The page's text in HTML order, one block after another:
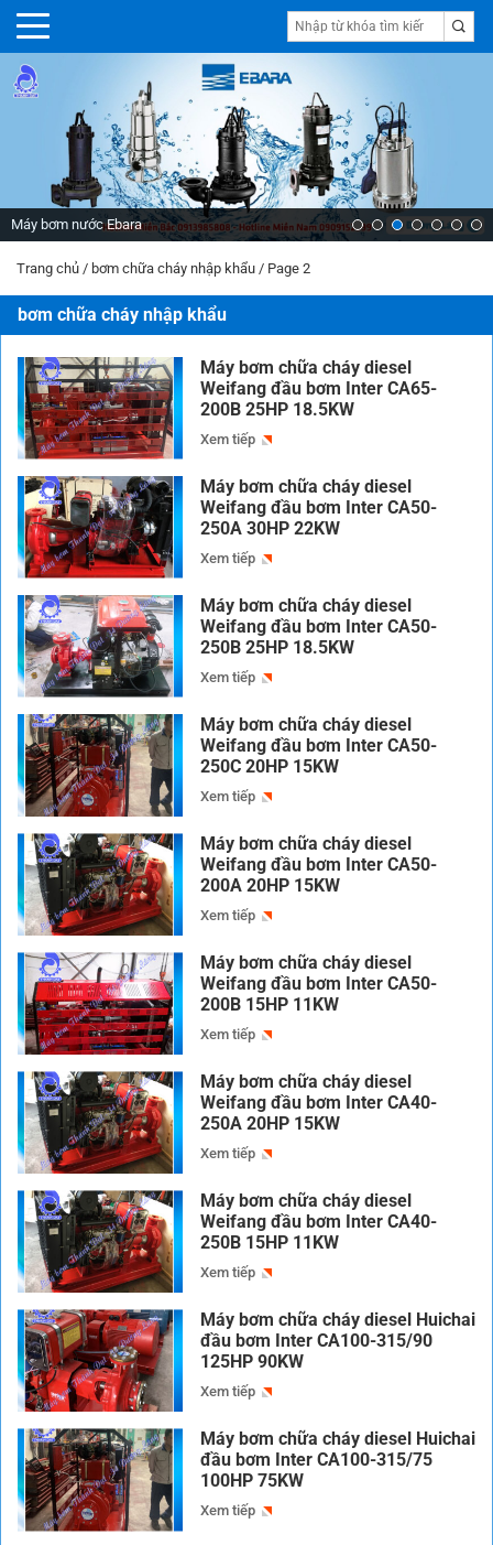
Máy bơm nước Ebara
Trang chủ / bơm chữa cháy nhập khẩu / Page 2
bơm chữa cháy nhập khẩu
Máy bơm chữa cháy diesel
Weifang đầu bơm Inter CA65-
200B 25HP 18.5KW
Xem tiếp
Máy bơm chữa cháy diesel
Weifang đầu bơm Inter CA50-
250A 30HP 22KW
Xem tiếp
Máy bơm chữa cháy diesel
Weifang đầu bơm Inter CA50-
250B 25HP 18.5KW
Xem tiếp
Máy bơm chữa cháy diesel
Weifang đầu bơm Inter CA50-
250C 20HP 15KW
Xem tiếp
Máy bơm chữa cháy diesel
Weifang đầu bơm Inter CA50-
200A 20HP 15KW
Xem tiếp
Máy bơm chữa cháy diesel
Weifang đầu bơm Inter CA50-
200B 15HP 11KW
Xem tiếp
Máy bơm chữa cháy diesel
Weifang đầu bơm Inter CA40-
250A 20HP 15KW
Xem tiếp
Máy bơm chữa cháy diesel
Weifang đầu bơm Inter CA40-
250B 15HP 11KW
Xem tiếp
Máy bơm chữa cháy diesel Huichai
đầu bơm Inter CA100-315/90
125HP 90KW
Xem tiếp
Máy bơm chữa cháy diesel Huichai
đầu bơm Inter CA100-315/75
100HP 75KW
Xem tiếp